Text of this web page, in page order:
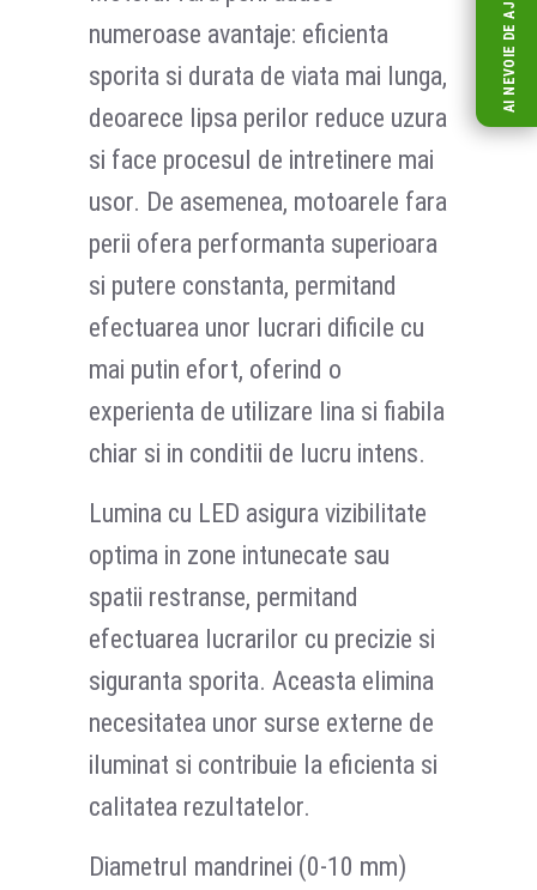
numeroase avantaje: eficienta
sporita si durata de viata mai lunga,
deoarece lipsa perilor reduce uzura
si face procesul de intretinere mai
usor. De asemenea, motoarele fara
perii ofera performanta superioara
si putere constanta, permitand
efectuarea unor lucrari dificile cu
mai putin efort, oferind o
experienta de utilizare lina si fiabila
chiar si in conditii de lucru intens.
Lumina cu LED asigura vizibilitate
optima in zone intunecate sau
spatii restranse, permitand
efectuarea lucrarilor cu precizie si
siguranta sporita. Aceasta elimina
necesitatea unor surse externe de
iluminat si contribuie la eficienta si
calitatea rezultatelor.
Diametrul mandrinei (0-10 mm)
AI NEVOIE DE AJUTOR?